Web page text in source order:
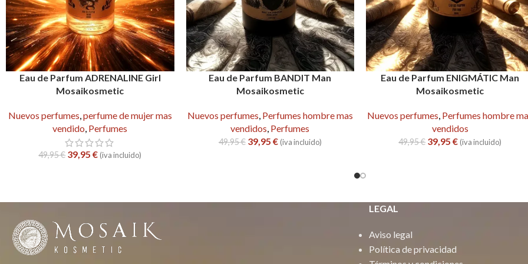
Eau de Parfum ADRENALINE Girl
Mosaikosmetic
Nuevos perfumes perfume de mujer mas
vendido Perfumes
49,95€ 39,95€ (iva incluido)
Eau de Parfum BANDIT Man
Mosaikosmetic
Nuevos perfumes Perfumes hombre mas
vendidos Perfumes
49,95€ 39,95 € (iva incluido)
Eau de Parfum ENIGMÁTIC Man
Mosaikosmetic
Nuevos perfumes Perfumes hombre
vendidos
49,95€ 39,95€ (iva incluido)
LEGAL
Aviso legal
Política de privacidad